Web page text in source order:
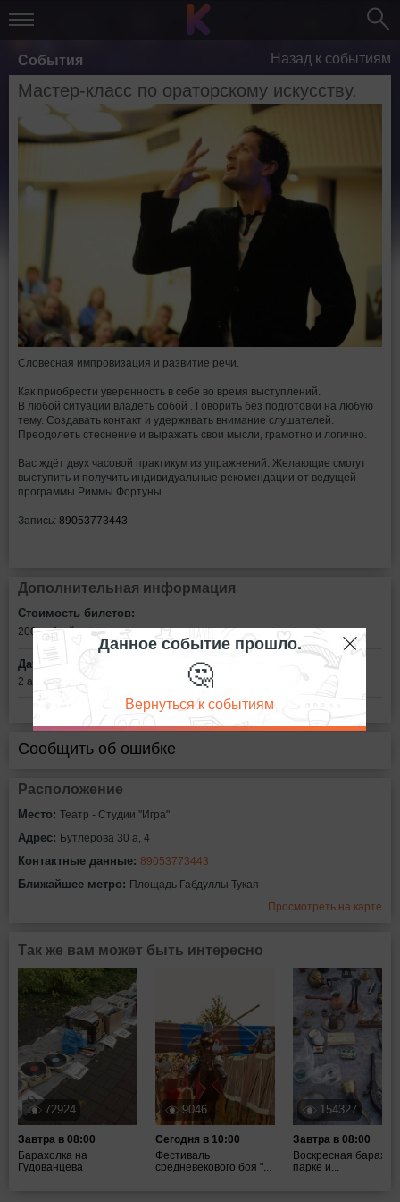
События Назад к событиям
Мастер-класс по ораторскому искусству.
Словесная импровизация и развитие речи.
Как приобрести уверенность в себе во время выступлений.
В любой ситуации владеть собой . Говорить без подготовки на любую
тему. Создавать контакт и удерживать внимание слушателей.
Преодолеть стеснение и выражать свои мысли, грамотно и логично.
Вас ждёт двух часовой практикум из упражнений. Желающие смогут
выступить и получить индивидуальные рекомендации от ведущей
программы Риммы Фортуны.
Запись: 89053773443
Дополнительная информация
Стоимость билетов:
200рублей
Дата:
2 апреля в 14:00
Сообщить об ошибке
Расположение
Место: Театр - Студии "Игра"
Адрес: Бутлерова 30 а, 4
Контактные данные: 89053773443
Ближайшее метро: Площадь Габдуллы Тукая
Просмотреть на карте
Так же вам может быть интересно
72924
Завтра в 08:00
Барахолка на
Гудованцева
9046
Сегодня в 10:00
Фестиваль
средневекового боя "...
154327
Завтра в 08:00
Воскресная
парке и...
Данное событие прошло.
🤔
Вернуться к событиям